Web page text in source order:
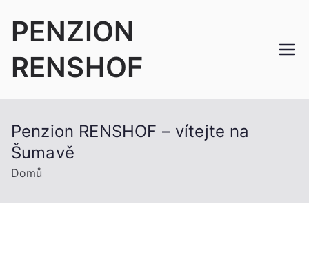
PENZION
RENSHOF
Penzion RENSHOF – vítejte na
Šumavě
Domů